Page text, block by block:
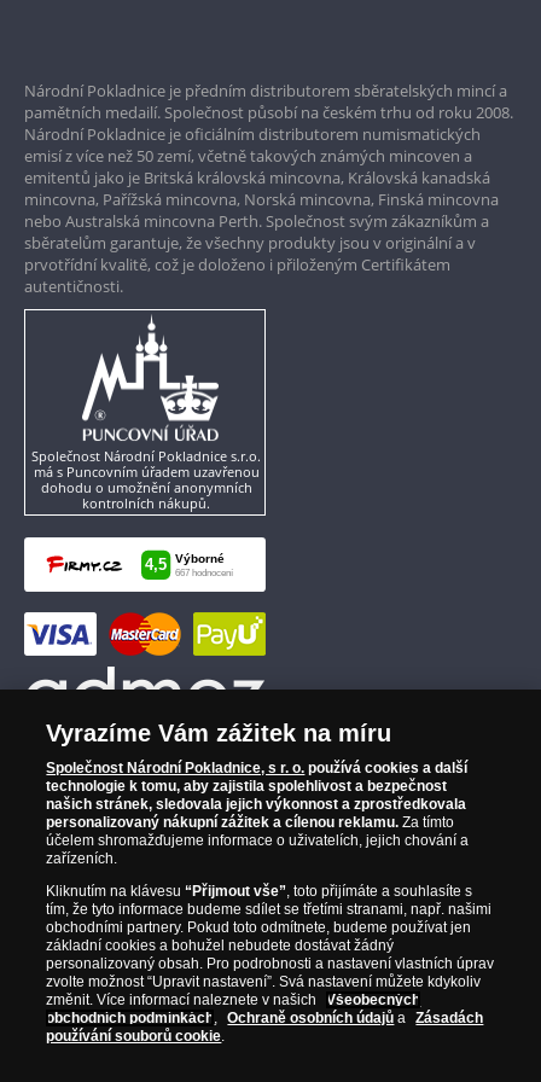
Garance nejvyšší kvality
Pouze originální produkty
Národní Pokladnice je předním distributorem sběratelských mincí a
pamětních medailí. Společnost působí na českém trhu od roku 2008.
Národní Pokladnice je oficiálním distributorem numismatických
emisí z více než 50 zemí, včetně takových známých mincoven a
emitentů jako je Britská královská mincovna, Královská kanadská
mincovna, Pařížská mincovna, Norská mincovna, Finská mincovna
nebo Australská mincovna Perth. Společnost svým zákazníkům a
sběratelům garantuje, že všechny produkty jsou v originální a v
prvotřídní kvalitě, což je doloženo i přiloženým Certifikátem
autentičnosti.
Společnost Národní Pokladnice s.r.o.
má s Puncovním úřadem uzavřenou
dohodu o umožnění anonymních
kontrolních nákupů.
Vyrazíme Vám zážitek na míru
Společnost Národní Pokladnice, s r. o. používá cookies a další
technologie k tomu, aby zajistila spolehlivost a bezpečnost
našich stránek, sledovala jejich výkonnost a zprostředkovala
personalizovaný nákupní zážitek a cílenou reklamu. Za tímto
účelem shromažďujeme informace o uživatelích, jejich chování a
zařízeních.
Kliknutím na klávesu“Přijmout vše”, toto přijímáte a souhlasíte s
tím, že tyto informace budeme sdílet se třetími stranami, např. našimi
obchodními partnery. Pokud toto odmítnete, budeme používat jen
základní cookies a bohužel nebudete dostávat žádný
personalizovaný obsah. Pro podrobnosti a nastavení vlastních úprav
zvolte možnost “Upravit nastavení”. Svá nastavení můžete kdykoliv
změnit. Více informací naleznete v našich
Všeobecných
obchodních podmínkách , Ochraně osobních údajů a
Zásadách
používání souborů cookie.